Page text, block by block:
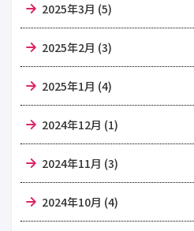
2025年3月 (5)
2025年2月 (3)
2025年1月 (4)
2024年12月 (1)
2024年11月 (3)
2024年10月 (4)